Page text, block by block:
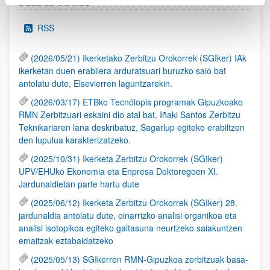
RSS
(2026/05/21) Ikerketako Zerbitzu Orokorrek (SGIker) IAk
ikerketan duen erabilera arduratsuari buruzko saio bat
antolatu dute, Elsevierren laguntzarekin.
(2026/03/17) ETBko Tecnólopis programak Gipuzkoako
RMN Zerbitzuari eskaini dio atal bat, Iñaki Santos Zerbitzu
Teknikariaren lana deskribatuz, Sagarlup egiteko erabiltzen
den lupulua karakterizatzeko.
(2025/10/31) Ikerketa Zerbitzu Orokorrek (SGIker)
UPV/EHUko Ekonomia eta Enpresa Doktoregoen XI.
Jardunaldietan parte hartu dute
(2025/06/12) Ikerketa Zerbitzu Orokorrek (SGIker) 28.
jardunaldia antolatu dute, oinarrizko analisi organikoa eta
analisi isotopikoa egiteko gaitasuna neurtzeko saiakuntzen
emaitzak eztabaidatzeko
(2025/05/13) SGIkerren RMN-Gipuzkoa zerbitzuak basa-